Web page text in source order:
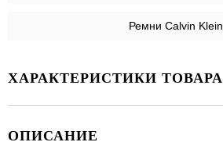
Ремни Calvin Klein
ХАРАКТЕРИСТИКИ ТОВАРА
ОПИСАНИЕ